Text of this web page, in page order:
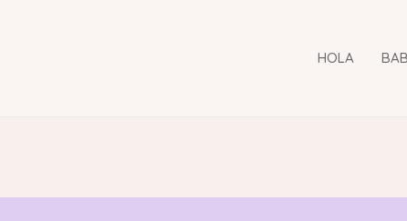
HOLA